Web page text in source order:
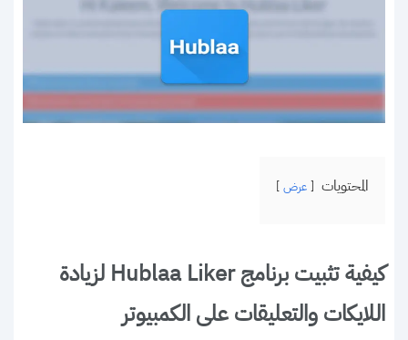
المحتويات عرض
كيفية تثبيت برنامج Hublaa Liker لزيادة
اللايكات والتعليقات على الكمبيوتر